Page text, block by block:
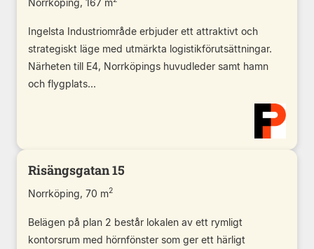
Ingelsta Industriområde erbjuder ett attraktivt och
strategiskt läge med utmärkta logistikförutsättningar.
Närheten till E4, Norrköpings huvudleder samt hamn
och flygplats...
Risängsgatan 15
Norrköping, 70 m2
Belägen på plan 2 består lokalen av ett rymligt
kontorsrum med hörnfönster som ger ett härligt